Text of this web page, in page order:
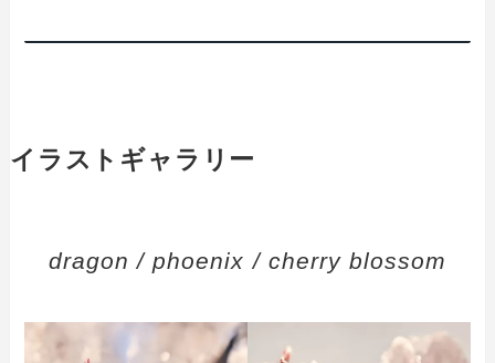
イラストギャラリー
dragon / phoenix / cherry blossom